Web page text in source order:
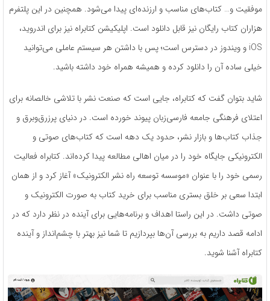
موفقیت و… کتاب‌های مناسب و ارزنده‌ای پیدا می‌شود. همچنین در این پلتفرم
هزاران کتاب رایگان نیز قابل دانلود است. اپلیکیشن کتابراه نیز برای اندروید،
iOS و ویندوز در دسترس است؛ پس با داشتن هر سیستم عاملی می‌توانید
خیلی ساده آن را دانلود کرده و همیشه همراه خود داشته باشید.
شاید بتوان گفت که کتابراه، جایی است که صنعت نشر با تلاشی خالصانه برای
اعتلای فرهنگی جامعه فارسی‌زبان پیوند خورده است. در دنیای پرزرق‌وبرق و
جذاب کتاب‌ها و بازار نشر، حدود یک دهه است که کتاب‌های صوتی و
الکترونیکی جایگاه خود را در میان اهالی مطالعه پیدا کرده‌اند. کتابراه فعالیت
رسمی خود را با عنوان «موسسه توسعه راه نشر الکترونیک» آغاز کرد و از همان
ابتدا سعی بر خلق بستری مناسب برای خرید کتاب به صورت الکترونیک و
صوتی داشت. در این راستا اهداف و برنامه‌هایی برای آینده در نظر دارد که در
ادامه قصد داریم به بررسی آن‌ها بپردازیم تا شما نیز بهتر با چشم‌انداز و آینده
کتابراه آشنا شوید.